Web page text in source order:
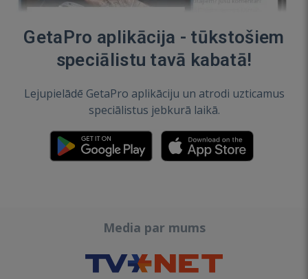
GetaPro aplikācija - tūkstošiem
speciālistu tavā kabatā!
Lejupielādē GetaPro aplikāciju un atrodi uzticamus
speciālistus jebkurā laikā.
Media par mums